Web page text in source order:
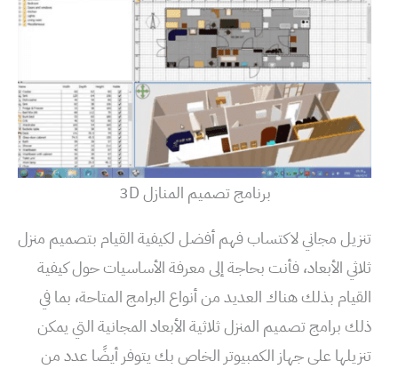
برنامج تصميم المنازل 3D
تنزيل مجاني لاكتساب فهم أفضل لكيفية القيام بتصميم منزل
ثلاثي الأبعاد، فأنت بحاجة إلى معرفة الأساسيات حول كيفية
القيام بذلك هناك العديد من أنواع البرامج المتاحة، بما في
ذلك برامج تصميم المنزل ثلاثية الأبعاد المجانية التي يمكن
تنزيلها على جهاز الكمبيوتر الخاص بك يتوفر أيضًا عدد من